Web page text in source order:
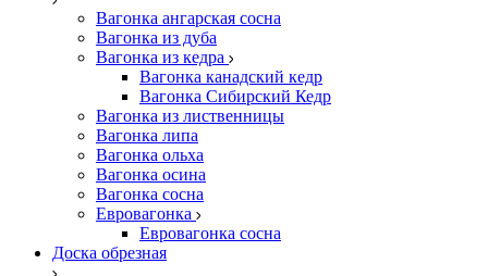
Вагонка ангарская сосна
Вагонка из дуба
Вагонка из кедра
Вагонка канадский кедр
Вагонка Сибирский Кедр
Вагонка из лиственницы
Вагонка липа
Вагонка ольха
Вагонка осина
Вагонка сосна
Евровагонка
Евровагонка сосна
Доска обрезная